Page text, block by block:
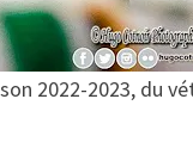
2022-2023, du